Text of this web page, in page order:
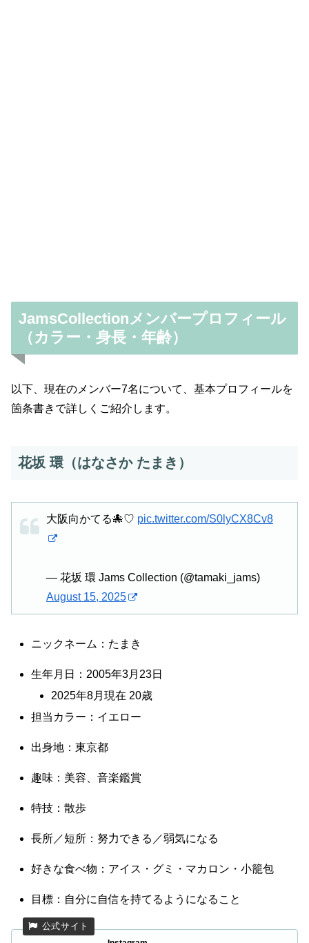
JamsCollectionメンバープロフィール
（カラー・身長・年齢）
以下、現在のメンバー7名について、基本プロフィールを
箇条書きで詳しくご紹介します。
花坂 環（はなさか たまき）
大阪向かてる🐙♡ pic.twitter.com/S0lyCX8Cv8
— 花坂 環 Jams Collection (@tamaki_jams)
August 15, 2025
ニックネーム：たまき
生年月日：2005年3月23日
2025年8月現在 20歳
担当カラー：イエロー
出身地：東京都
趣味：美容、音楽鑑賞
特技：散歩
長所／短所：努力できる／弱気になる
好きな食べ物：アイス・グミ・マカロン・小籠包
目標：自分に自信を持てるようになること